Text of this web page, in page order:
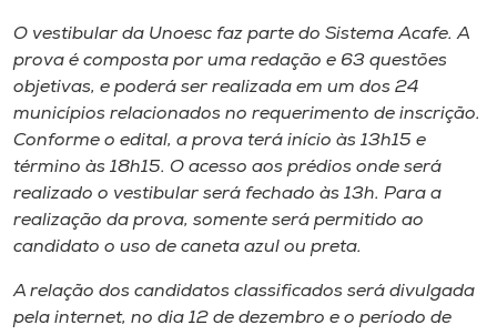
Store
Selecione
o idioma
A-
O vestibular da Unoesc faz parte do Sistema Acafe. A
prova é composta por uma redação e 63 questões
objetivas, e poderá ser realizada em um dos 24
municípios relacionados no requerimento de inscrição.
Conforme o edital, a prova terá início às 13h15 e
término às 18h15. O acesso aos prédios onde será
realizado o vestibular será fechado às 13h. Para a
realização da prova, somente será permitido ao
candidato o uso de caneta azul ou preta.
A relação dos candidatos classificados será divulgada
pela internet, no dia 12 de dezembro e o período de